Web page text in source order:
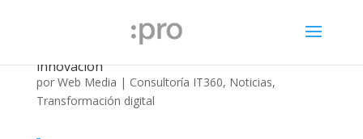
innovación
por Web Media | Consultoría IT360, Noticias,
Transformación digital